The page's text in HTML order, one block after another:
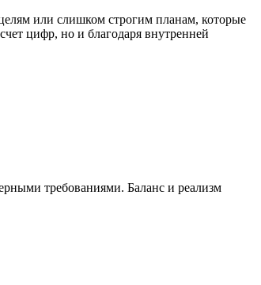
или слишком строгим планам, которые
цифр, но и благодаря внутренней
требованиями. Баланс и реализм